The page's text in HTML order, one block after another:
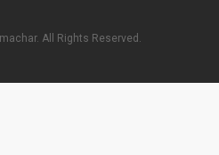
All Rights Reserved.